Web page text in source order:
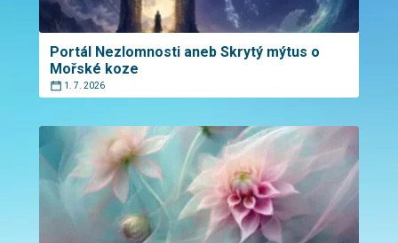
Portál Nezlomnosti aneb Skrytý mýtus o
Mořské koze
1. 7. 2026